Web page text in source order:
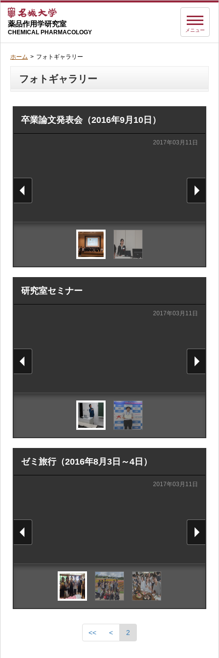
薬品作用学研究室
CHEMICAL PHARMACOLOGY メニュー
ホーム フォトギャラリー
フォトギャラリー
卒業論文発表会（2016年9月10日）
2017年03月11日
研究室セミナー
2017年03月11日
ゼミ旅行（2016年8月3日～4日）
2017年03月11日
2